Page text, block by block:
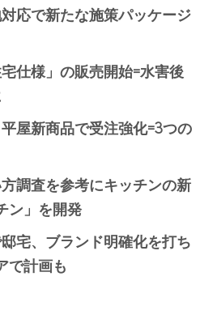
応で新たな施策パッケージ
仕様」の販売開始=水害後
屋新商品で受注強化=3つの
調査を参考にキッチンの新
ン」を開発
宅、ブランド明確化を打ち
で計画も